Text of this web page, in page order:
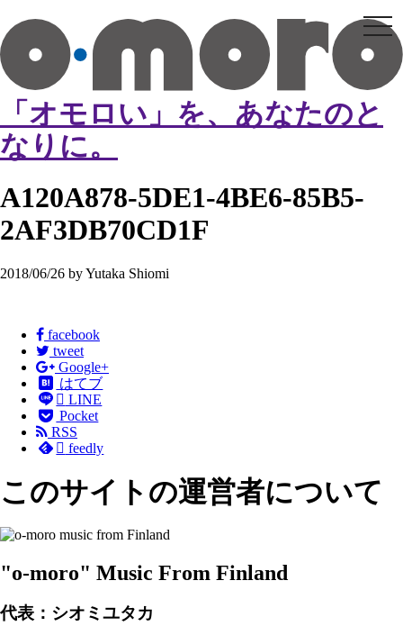
「オモロい」を、あなたのと
なりに。
A120A878-5DE1-4BE6-85B5-
2AF3DB70CD1F
2018/06/26 by Yutaka Shiomi
facebook
tweet
Google+
はてブ
 LINE
Pocket
RSS
 feedly
このサイトの運営者について
"o-moro" Music From Finland
代表：シオミユタカ